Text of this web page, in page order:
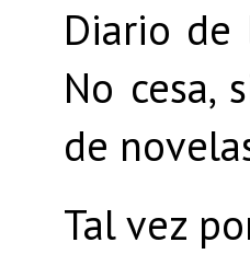
Diario de
No cesa,
de
Tal vez